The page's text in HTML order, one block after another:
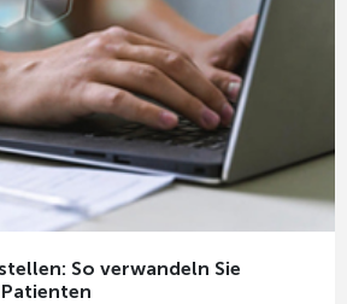
So verwandeln Sie